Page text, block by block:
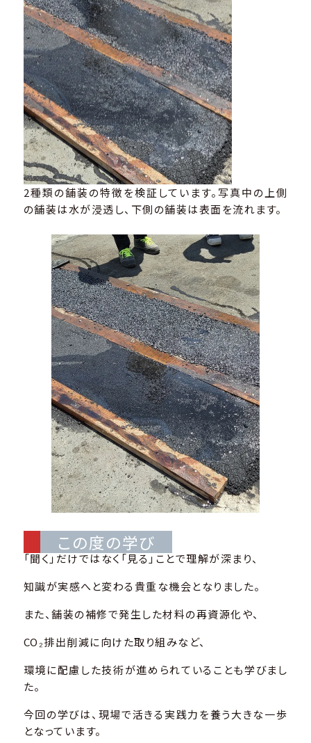
2種類の舗装の特徴を検証しています。写真中の上側
の舗装は水が浸透し、下側の舗装は表面を流れます。
この度の学び
「聞く」だけではなく「見る」ことで理解が深まり、
知識が実感へと変わる貴重な機会となりました。
また、舗装の補修で発生した材料の再資源化や、
CO₂排出削減に向けた取り組みなど、
環境に配慮した技術が進められていることも学びまし
た。
今回の学びは、現場で活きる実践力を養う大きな一歩
となっています。